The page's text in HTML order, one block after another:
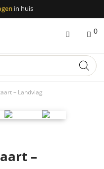
in huis
0
– Landvlag
–